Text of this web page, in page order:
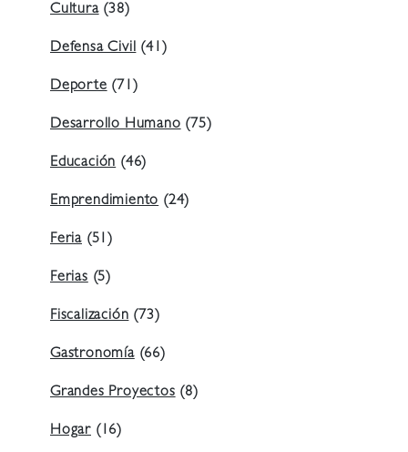
Cultura(38)
Defensa Civil (41)
Deporte (71)
Desarrollo Humano (75)
Educación (46)
Emprendimiento (24)
Feria (51)
Ferias (5)
Fiscalización (73)
Gastronomía(66)
Grandes Proyectos (8)
Hogar (16)